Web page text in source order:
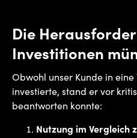
Die
Investitionen
Obwohl unser Kunde in
investierte, stand er vor
beantworten konnte:
Nutzung im Vergleich